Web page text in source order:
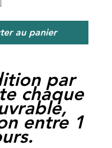
au panier
par
chaque
entre 1